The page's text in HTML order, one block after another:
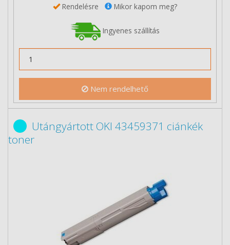
Rendelésre Mikor kapom meg?
Ingyenes szállítás
Nem rendelhető
Utángyártott OKI 43459371 ciánkék
toner